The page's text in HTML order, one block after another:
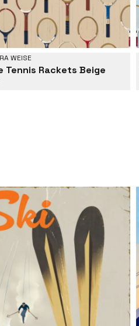
WEISE
Tennis Rackets Beige